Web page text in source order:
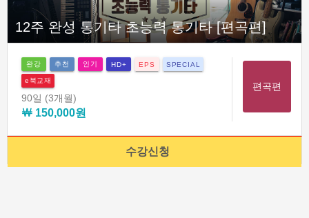
12주 완성 통기타 초능력 통기타 [편곡편]
완강 추천 인기 HD+ EPS SPECIAL
e북교재
90일 (3개월)
￦ 150,000원
편곡편
수강신청